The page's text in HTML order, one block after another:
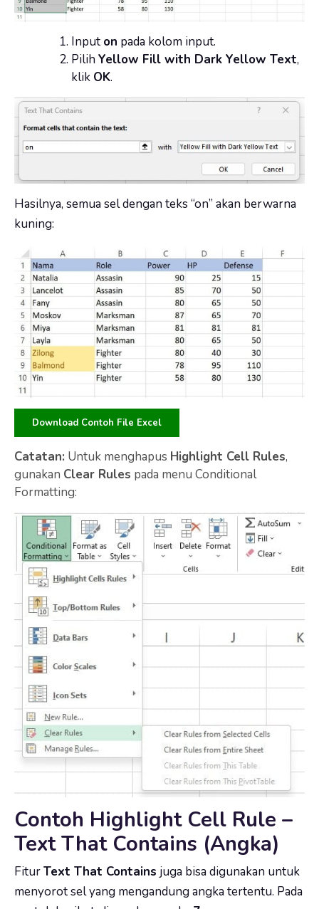
Input on pada kolom input.
Pilih Yellow Fill with Dark Yellow Text,
klik OK.
Hasilnya, semua sel dengan teks “on” akan berwarna
kuning:
Download Contoh File Excel
Catatan: Untuk menghapus Highlight Cell Rules,
gunakan Clear Rules pada menu Conditional
Formatting:
Contoh Highlight Cell Rule –
Text That Contains (Angka)
FiturText That Contains juga bisa digunakan untuk
menyorot sel yang mengandung angka tertentu. Pada